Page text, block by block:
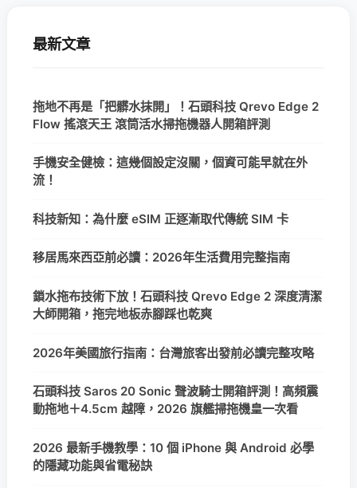
最新文章
拖地不再是「把髒水抹開」！石頭科技 Qrevo Edge 2
Flow 搖滾天王 滾筒活水掃拖機器人開箱評測
手機安全健檢：這幾個設定沒關，個資可能早就在外
流！
科技新知：為什麼 eSIM 正逐漸取代傳統 SIM 卡
移居馬來西亞前必讀：2026年生活費用完整指南
鎖水拖布技術下放！石頭科技 Qrevo Edge 2 深度清潔
大師開箱，拖完地板赤腳踩也乾爽
2026年美國旅行指南：台灣旅客出發前必讀完整攻略
石頭科技 Saros 20 Sonic 聲波騎士開箱評測！高頻震
動拖地＋4.5cm 越障，2026 旗艦掃拖機皇一次看
2026 最新手機教學：10 個 iPhone 與 Android 必學
的隱藏功能與省電秘訣